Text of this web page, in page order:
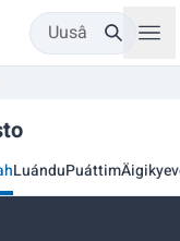
Uusâ
LuánduPuáttim